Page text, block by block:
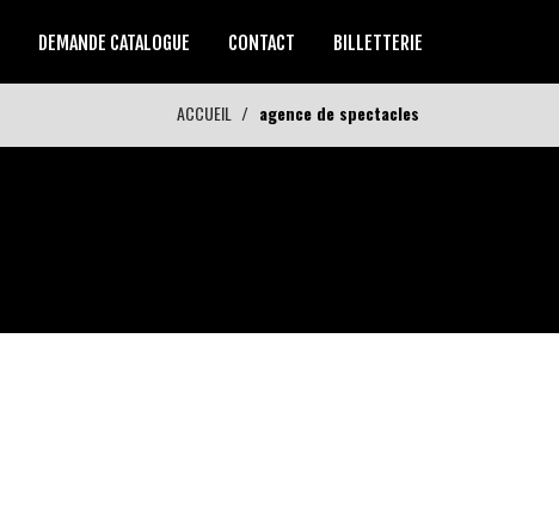
DEMANDE CATALOGUE CONTACT BILLETTERIE
ACCUEIL agence de spectacles